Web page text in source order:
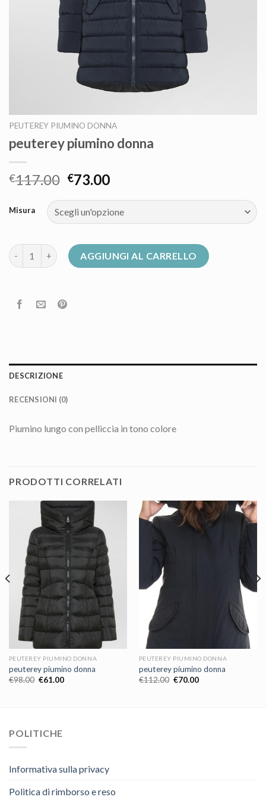
PEUTEREY PIUMINO DONNA
peuterey piumino donna
€117.00 €73.00
Misura
peuterey piumino donna quantità
AGGIUNGI AL CARRELLO
DESCRIZIONE
RECENSIONI (0)
Piumino lungo con pelliccia in tono colore
PRODOTTI CORRELATI
PEUTEREY PIUMINO DONNA
peuterey piumino donna
€98.00 €61.00
PEUTEREY PIUMINO DONNA
peuterey piumino donna
€112.00 €70.00
POLITICHE
Informativa sulla privacy
Politica di rimborso e reso